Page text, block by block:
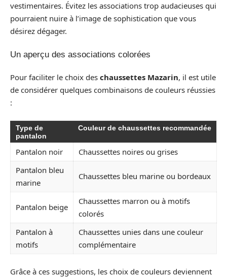
vestimentaires. Évitez les associations trop audacieuses qui
pourraient nuire à l’image de sophistication que vous
désirez dégager.
Un aperçu des associations colorées
Pour faciliter le choix des chaussettes Mazarin, il est utile
de considérer quelques combinaisons de couleurs réussies
:
Type de
pantalon
Couleur de chaussettes recommandée
Pantalon noir
Chaussettes noires ou grises
Pantalon bleu
marine
Chaussettes bleu marine ou bordeaux
Pantalon beige
Chaussettes marron ou à motifs
colorés
Pantalon à
motifs
Chaussettes unies dans une couleur
complémentaire
Grâce à ces suggestions, les choix de couleurs deviennent